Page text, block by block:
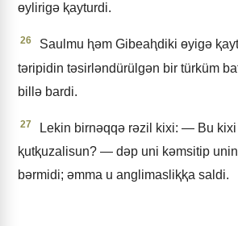
ɵylirigǝ ⱪayturdi.
26
Saulmu ⱨǝm Gibeaⱨdiki ɵyigǝ
tǝripidin tǝsirlǝndürülgǝn bir türküm
billǝ bardi.
27
Lekin birnǝqqǝ rǝzil kixi: — Bu kixi
ⱪutⱪuzalisun? — dǝp uni kǝmsitip
bǝrmidi; ǝmma u anglimasliⱪⱪa saldi.